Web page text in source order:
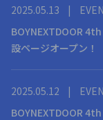
2025.05.13 |
BOYNEXTDOOR
設ページオープン！
2025.05.12 |
BOYNEXTDOOR